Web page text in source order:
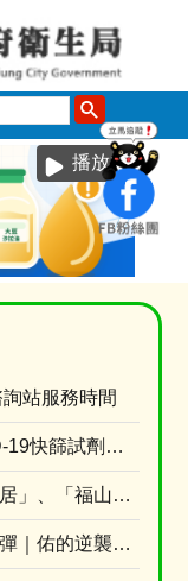
尋
播放中
站服務時間
高雄市藥局販售COVID-19快篩試劑名單 (115年8月3日上午10時調查)
公告辦理本市「崇實安居」、「福山安居」、「鳳誠安居」、「鳳松安居」、「美都安居」、「岡山社宅....
『玩遊戲抽好禮』第三彈｜佑的逆襲：代謝升級！